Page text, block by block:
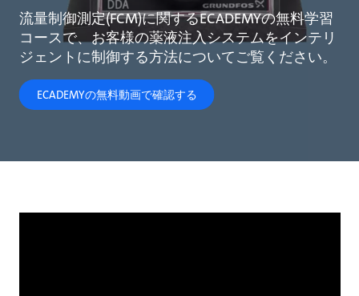
流量制御測定(FCM)に関するECADEMYの無料学習
コースで、お客様の薬液注入システムをインテリ
ジェントに制御する方法についてご覧ください。
ECADEMYの無料動画で確認する